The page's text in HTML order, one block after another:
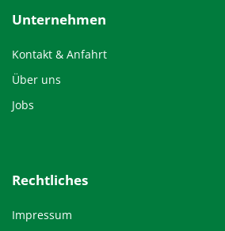
Unternehmen
Kontakt & Anfahrt
Über uns
Jobs
Rechtliches
Impressum